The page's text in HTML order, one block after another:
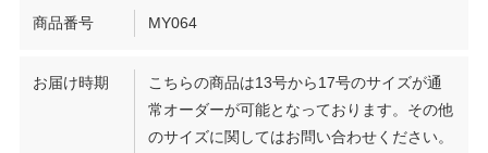
商品番号 MY064
お届け時期
こちらの商品は13号から17号のサイズが通
常オーダーが可能となっております。その他
のサイズに関してはお問い合わせください。